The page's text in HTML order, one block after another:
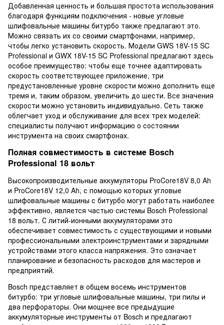
Добавленная ценность и большая простота использования
благодаря функциям подключения - новые угловые
шлифовальные машины битурбо также предлагают это.
Можно связать их со своими смартфонами, например,
чтобы легко установить скорость. Модели GWS 18V-15 SC
Professional и GWX 18V-15 SC Professional предлагают здесь
особое преимущество: чтобы еще точнее адаптировать
скорость соответствующее приложение, три
предустановленные уровне скорости можно дополнить еще
тремя и, таким образом, увеличить до шести. Все значения
скорости можно установить индивидуально. Сеть также
облегчает уход и обслуживание для всех трех моделей:
специалисты получают информацию о состоянии
инструмента на своих смартфонах.
Полная совместимость в системе Bosch
Professional 18 вольт
Высокопроизводительные аккумуляторы ProCore18V 8,0 Ah
и ProCore18V 12,0 Ah, с помощью которых угловые
шлифовальные машины с битурбо могут работать наиболее
эффективно, является частью системы Bosch Professional
18 вольт. С литий-ионными аккумуляторами это
обеспечивает совместимость с существующими и новыми
профессиональными электроинструментами и зарядными
устройствами этого класса напряжения. Это означает
планирование и безопасность расходов для мастеров и
предприятий.
Bosch представляет в общем восемь инструментов
битурбо: три угловые шлифовальные машины, три пилы и
два перфораторы. Они мощнее все предыдущие
аккумуляторные инструменты от Bosch и предлагают